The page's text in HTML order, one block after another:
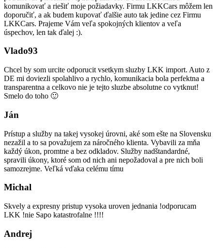
komunikovať a riešiť moje požiadavky. Firmu LKKCars môžem len
doporučiť, a ak budem kupovať ďalšie auto tak jedine cez Firmu
LKKCars. Prajeme Vám veľa spokojných klientov a veľa
úspechov, len tak ďalej :).
Vlado93
Chcel by som urcite odporucit vsetkym sluzby LKK import. Auto z
DE mi doviezli spolahlivo a rychlo, komunikacia bola perfektna a
transparentna a celkovo nie je tejto sluzbe absolutne co vytknut!
Smelo do toho 🙂
Ján
Prístup a služby na takej vysokej úrovni, aké som ešte na Slovensku
nezažil a to sa považujem za náročného klienta. Vybavili za mňa
každý úkon, promtne a bez odkladov. Služby nadštandardné,
spravili úkony, ktoré som od nich ani nepožadoval a pre nich boli
samozrejme. Veľká vďaka celému tímu
Michal
Skvely a expresny pristup vysoka uroven jednania !odporucam
LKK !nie Sapo katastrofalne !!!!
Andrej